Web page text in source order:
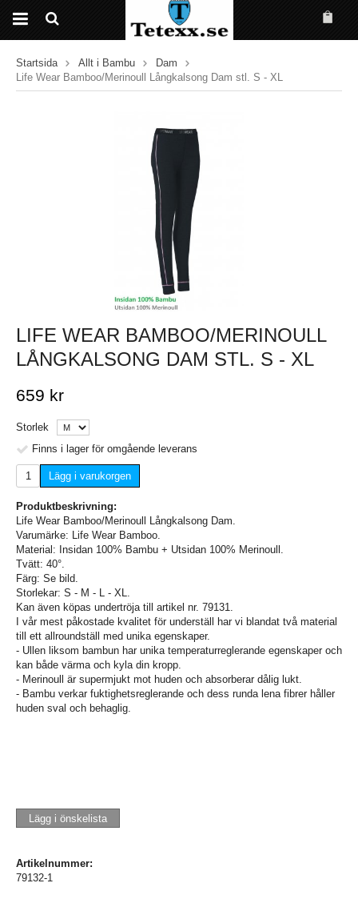
Startsida Allt i Bambu
Dam
Life Wear Bamboo/Merinoull Långkalsong Dam stl. S - XL
LIFE WEAR BAMBOO/MERINOULL
LÅNGKALSONG DAM STL. S - XL
659 kr
Storlek
Finns i lager för omgående leverans
Lägg i varukorgen
Produktbeskrivning:
Life Wear Bamboo/Merinoull Långkalsong Dam.
Varumärke: Life Wear Bamboo.
Material: Insidan 100% Bambu + Utsidan 100% Merinoull.
Tvätt: 40°.
Färg: Se bild.
Storlekar: S - M - L - XL.
Kan även köpas undertröja till artikel nr. 79131.
I vår mest påkostade kvalitet för underställ har vi blandat två material
till ett allroundställ med unika egenskaper.
- Ullen liksom bambun har unika temperaturreglerande egenskaper och
kan både värma och kyla din kropp.
- Merinoull är supermjukt mot huden och absorberar dålig lukt.
- Bambu verkar fuktighetsreglerande och dess runda lena fibrer håller
huden sval och behaglig.
Lägg i önskelista
Artikelnummer:
79132-1